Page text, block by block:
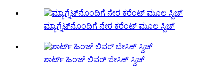
ಮ್ಯಾಗ್ನೆಟ್‌ನೊಂದಿಗೆ ನೇರ ಕರೆಂಟ್ ಮೂಲ ಸ್ವಿಚ್
ಶಾರ್ಟ್ ಹಿಂಜ್ ಲಿವರ್ ಬೇಸಿಕ್ ಸ್ವಿಚ್